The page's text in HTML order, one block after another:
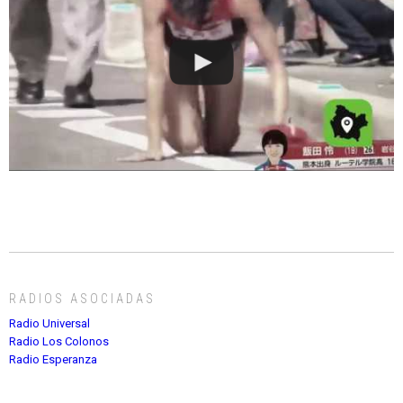
RADIOS ASOCIADAS
Radio Universal
Radio Los Colonos
Radio Esperanza